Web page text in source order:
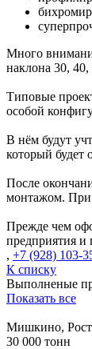
Много
наклона 30,
Типовые
особой
В нём будут
который будет
После
монтажом. При
Прежде чем
предприятия и
, +7 (928) 103-
К списку
Выполненые
Показать все
Мишкино,
30 000 тонн